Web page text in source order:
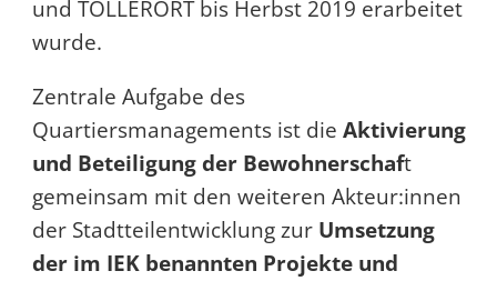
und TOLLERORT bis Herbst 2019 erarbeitet
wurde.
Zentrale Aufgabe des
Quartiersmanagements ist die Aktivierung
und Beteiligung der Bewohnerschaft
gemeinsam mit den weiteren Akteur:innen
der Stadtteilentwicklung zur Umsetzung
der im IEK benannten Projekte und